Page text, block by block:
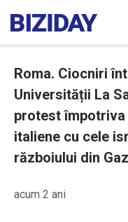
Roma. Ciocniri
Universității La
protest
italiene cu cele
războiului din
acum 2 ani